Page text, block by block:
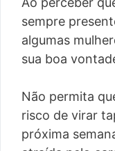
sempre
algumas
sua boa
Não permita
risco de virar
próxima